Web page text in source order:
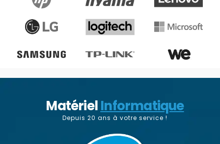
MatérielInformatique
Depuis 20 ans à votre service !